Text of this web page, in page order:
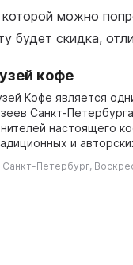
можно
скидка,
кофе
Кофе является
Санкт-
настоящего
Санкт-Петербург,